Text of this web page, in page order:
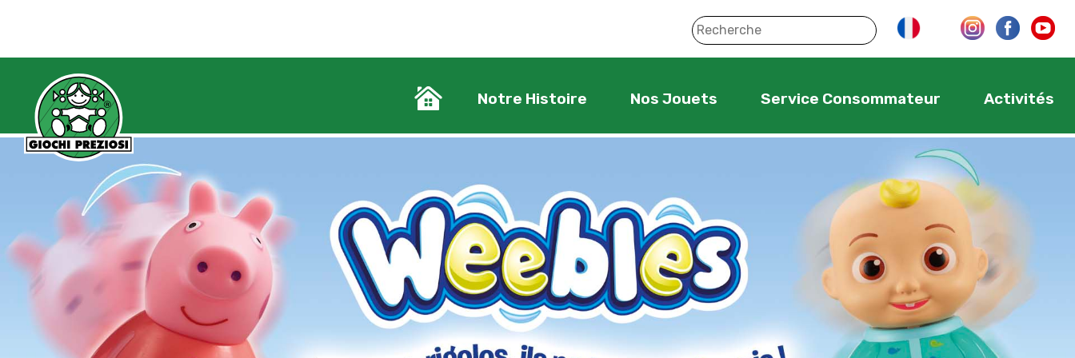
Notre Histoire Nos Jouets Service Consommateur Activités